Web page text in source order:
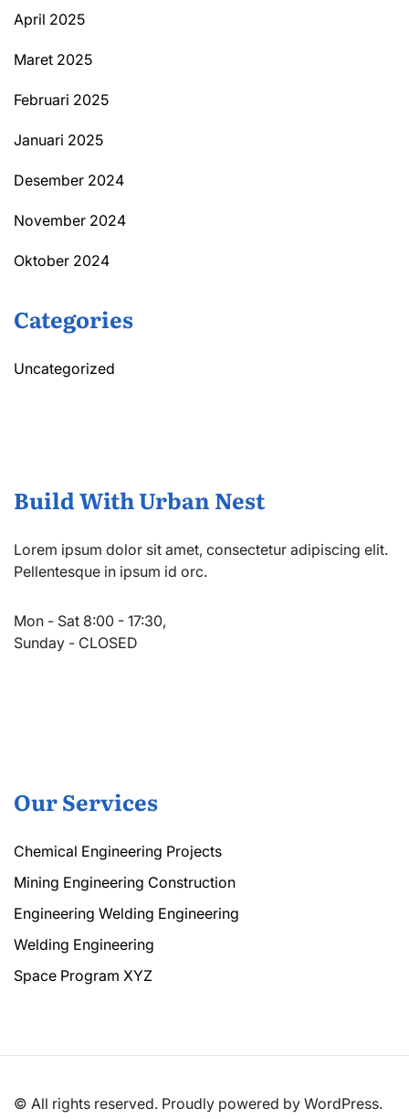
April 2025
Maret 2025
Februari 2025
Januari 2025
Desember 2024
November 2024
Oktober 2024
Categories
Uncategorized
Build With Urban Nest
Lorem ipsum dolor sit amet, consectetur adipiscing elit.
Pellentesque in ipsum id orc.
Mon - Sat 8:00 - 17:30,
Sunday - CLOSED
Our Services
Chemical Engineering Projects
Mining Engineering Construction
Engineering Welding Engineering
Welding Engineering
Space Program XYZ
© All rights reserved. Proudly powered by WordPress.